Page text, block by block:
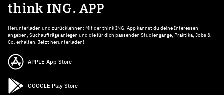
think ING. APP
Herunterladen und zurücklehnen: Mit der think ING. App kannst du deine Interessen
angeben, Suchaufträge anlegen und die für dich passenden Studiengänge, Praktika, Jobs &
Co. erhalten. Jetzt herunterladen!
APPLE App Store
GOOGLE Play Store